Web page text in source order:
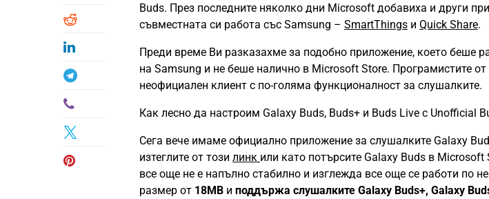
Buds. През последните няколко дни Microsoft добавиха и други
съвместната си работа със Samsung – SmartThings и Quick Share.
Преди време Ви разказахме за подобно приложение, което беше
на Samsung и не беше налично в Microsoft Store. Програмистите
неофициален клиент с по-голяма функционалност за слушалките.
Как лесно да настроим Galaxy Buds, Buds+ и Buds Live с Unofficial
Сега вече имаме официално приложение за слушалките Galaxy
изтеглите от този линк или като потърсите Galaxy Buds в
все още не е напълно стабилно и изглежда все още се работи по
размер от 18MB и поддържа слушалките Galaxy Buds+, Galaxy